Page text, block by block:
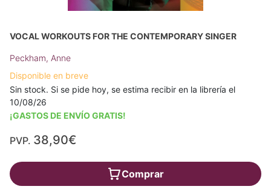
VOCAL WORKOUTS FOR THE CONTEMPORARY SINGER
Peckham, Anne
Disponible en breve
Sin stock. Si se pide hoy, se estima recibir en la librería el
10/08/26
¡GASTOS DE ENVÍO GRATIS!
PVP. 38,90€
Comprar